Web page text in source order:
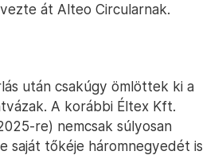
át Alteo Circularnak.
után csakúgy ömlöttek ki a
A korábbi Éltex Kft.
re) nemcsak súlyosan
saját tőkéje háromnegyedét is